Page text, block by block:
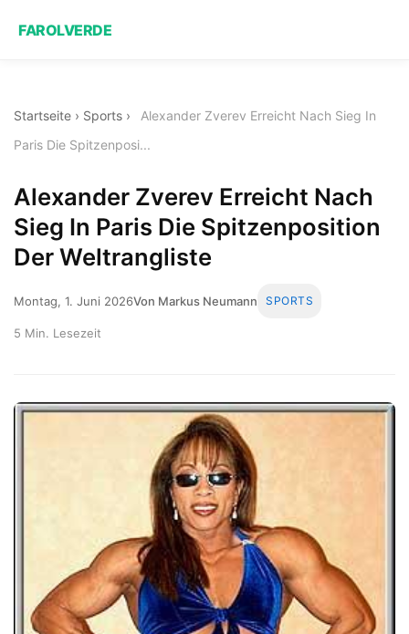
FAROLVERDE
Startseite › Sports ›
Alexander Zverev Erreicht Nach Sieg In
Paris Die Spitzenposi...
Alexander Zverev Erreicht Nach
Sieg In Paris Die Spitzenposition
Der Weltrangliste
Montag, 1. Juni 2026Von Markus Neumann SPORTS
5 Min. Lesezeit